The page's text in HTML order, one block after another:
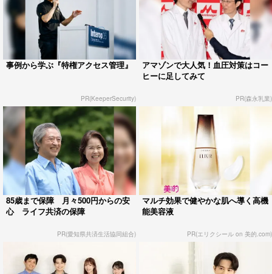
事例から学ぶ『特権アクセス管理』
PR(KeeperSecurity)
アマゾンで大人気！血圧対策はコー
ヒーに足してみて
PR(森永乳業)
85歳まで保障 月々500円からの安
心 ライフ共済の保障
PR(愛知県共済生活協同組合)
マルチ効果で健やかな肌へ導く高機
能美容液
PR(エリクシール on 美的.com)